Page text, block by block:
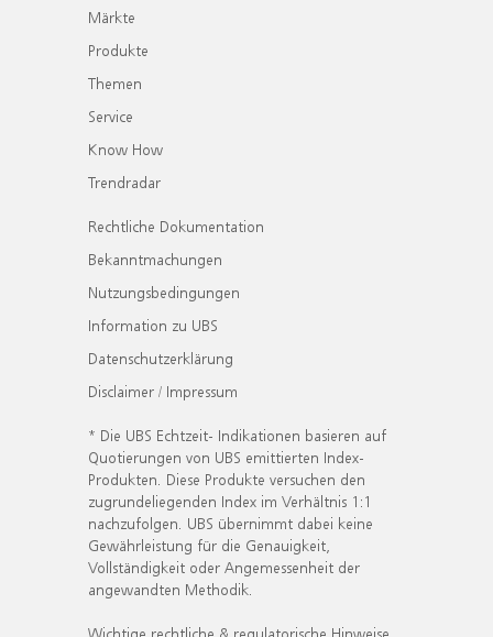
Märkte
Produkte
Themen
Service
Know How
Trendradar
Rechtliche Dokumentation
Bekanntmachungen
Nutzungsbedingungen
Information zu UBS
Datenschutzerklärung
Disclaimer / Impressum
* Die UBS Echtzeit- Indikationen basieren auf
Quotierungen von UBS emittierten Index-
Produkten. Diese Produkte versuchen den
zugrundeliegenden Index im Verhältnis 1:1
nachzufolgen. UBS übernimmt dabei keine
Gewährleistung für die Genauigkeit,
Vollständigkeit oder Angemessenheit der
angewandten Methodik.